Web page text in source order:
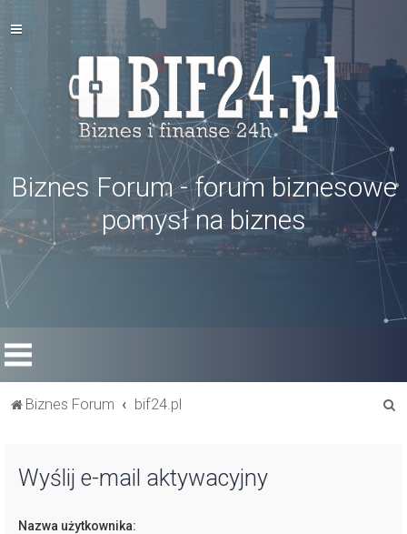
Biznes Forum - forum biznesowe
pomysł na biznes
Biznes Forum bif24.pl
Wyślij e-mail aktywacyjny
Nazwa użytkownika: